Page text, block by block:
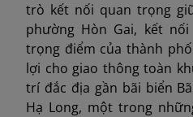
trò kết nối quan trọng
phường Hòn Gai, kết
trọng điểm của thành
lợi cho giao thông toàn
trí đắc địa gần bãi biển
Hạ Long, một trong